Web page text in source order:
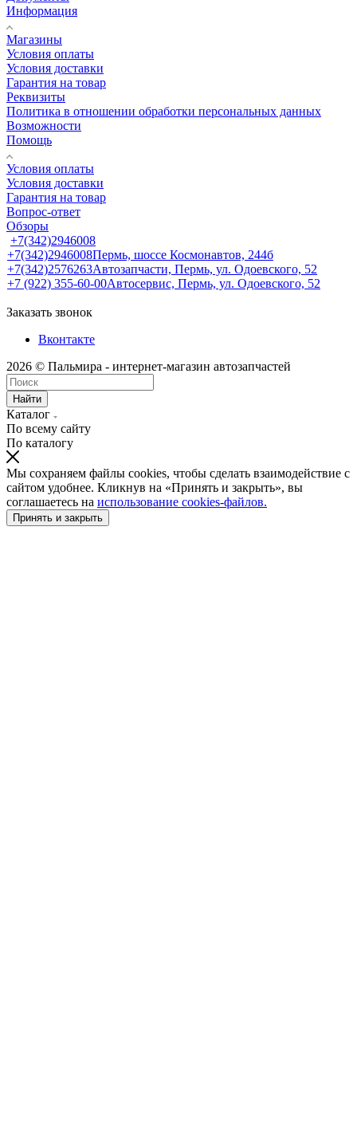
Информация
Магазины
Условия оплаты
Условия доставки
Гарантия на товар
Реквизиты
Политика в отношении обработки персональных данных
Возможности
Помощь
Условия оплаты
Условия доставки
Гарантия на товар
Вопрос-ответ
Обзоры
+7(342)2946008
+7(342)2946008Пермь, шоссе Космонавтов, 244б
+7(342)2576263Автозапчасти, Пермь, ул. Одоевского, 52
+7 (922) 355-60-00Автосервис, Пермь, ул. Одоевского, 52
Заказать звонок
Вконтакте
2026 © Пальмира - интернет-магазин автозапчастей
Найти
Каталог
По всему сайту
По каталогу
Мы сохраняем файлы cookies, чтобы сделать взаимодействие с
сайтом удобнее. Кликнув на «Принять и закрыть», вы
соглашаетесь на использование cookies-файлов.
Принять и закрыть